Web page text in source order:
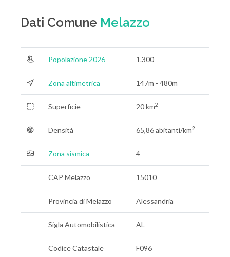
Dati Comune Melazzo
Popolazione 2026 1.300
Zona altimetrica 147m - 480m
Superficie 20 km2
Densità 65,86 abitanti/km2
Zona sismica 4
CAP Melazzo 15010
Provincia di Melazzo Alessandria
Sigla Automobilistica AL
Codice Catastale F096